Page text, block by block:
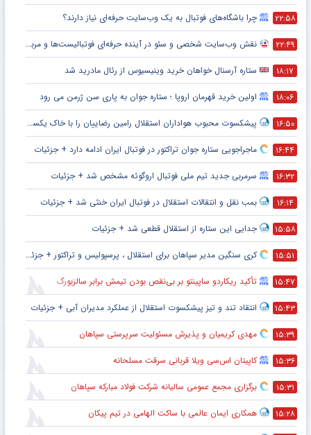
۲۲:۵۸ چرا باشگاه‌های فوتبال به یک وب‌سایت حرفه‌ای نیاز دارند؟
۲۲:۴۹ نقش وب‌سایت شخصی و سئو در آینده حرفه‌ای فوتبالیست‌ها و مربیان
۱۸:۱۷ ستاره آرسنال خواهان خرید وینیسیوس از رئال مادرید شد
۱۸:۰۶ اولین خرید قهرمان اروپا ؛ ستاره جوان به پاری سن ژرمن می رود
۱۶:۵۰ پیشکسوت محبوب هواداران استقلال رامین رضاییان را با خاک یکسان کرد + جزئیات
۱۶:۴۴ ماجراجویی ستاره جوان تراکتور در فوتبال ایران ادامه دارد + جزئیات
۱۶:۳۲ سرمربی جدید تیم ملی فوتبال اروگوئه مشخص شد + جزئیات
۱۶:۱۴ بمب نقل و انتقالات استقلال در فوتبال ایران خنثی شد + جزئیات
۱۵:۵۸ جدایی این ستاره از استقلال قطعی شد + جزئیات
۱۵:۵۱ کری سنگین مدیر سپاهان برای استقلال ، پرسپولیس و تراکتور + جزئیات
۱۵:۴۷ تأکید ریکاردو ساپینتو بر بی‌نقص بودن تیمش برابر سالزبورگ
۱۵:۴۳ انتقاد تند و تیز پیشکسوت استقلال از عملکرد مدیران آبی + جزئیات
۱۵:۳۹ مهدی کریمیان و پذیرش مسئولیت سرپرستی سپاهان
۱۵:۳۶ کاپیتان اس‌سی ویلا قربانی سرقت مسلحانه
۱۵:۳۱ برگزاری مجمع عمومی سالیانه شرکت فولاد مبارکه سپاهان
۱۵:۲۸ همکاری ایمان عالمی با ساکت الهامی در تیم پیکان